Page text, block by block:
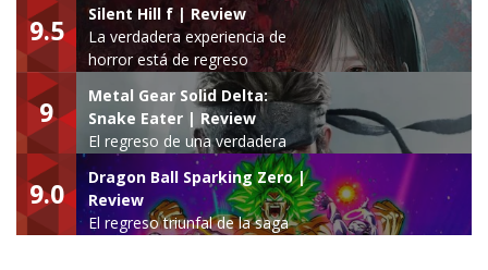
9.5
Silent Hill f | Review
La verdadera experiencia de
horror está de regreso
9
Metal Gear Solid Delta:
Snake Eater | Review
El regreso de una verdadera
leyenda
9.0
Dragon Ball Sparking Zero |
Review
El regreso triunfal de la saga